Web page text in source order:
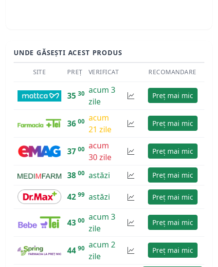
UNDE GĂSEȘTI ACEST PRODUS
SITE PREȚ VERIFICAT RECOMANDARE
35 30 acum 3
zile
Preț mai mic
36 00 acum
21 zile
Preț mai mic
37 00 acum
30 zile
Preț mai mic
38 00 astăzi Preț mai mic
42 99 astăzi Preț mai mic
43 00 acum 3
zile
Preț mai mic
44 90 acum 2
zile
Preț mai mic